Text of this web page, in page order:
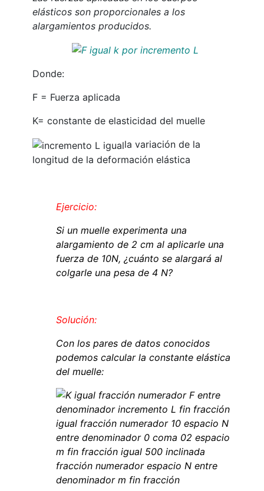
elásticos son proporcionales a los
alargamientos producidos.
Donde:
F = Fuerza aplicada
K= constante de elasticidad del muelle
la variación de la
longitud de la deformación elástica
Ejercicio:
Si un muelle experimenta una
alargamiento de 2 cm al aplicarle una
fuerza de 10N, ¿cuánto se alargará al
colgarle una pesa de 4 N?
Solución:
Con los pares de datos conocidos
podemos calcular la constante elástica
del muelle: